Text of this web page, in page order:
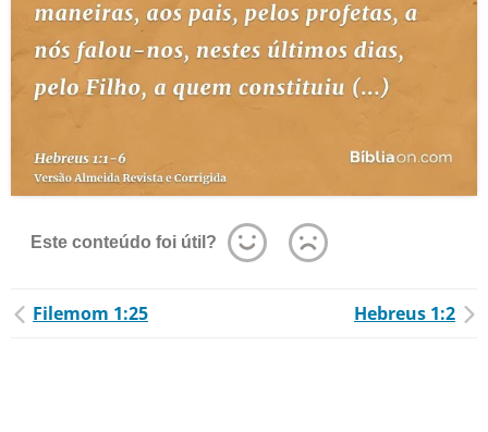
Este conteúdo foi útil?
Filemom 1:25 Hebreus 1:2